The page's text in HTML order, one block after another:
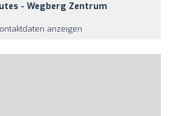
- Wegberg Zentrum
anzeigen